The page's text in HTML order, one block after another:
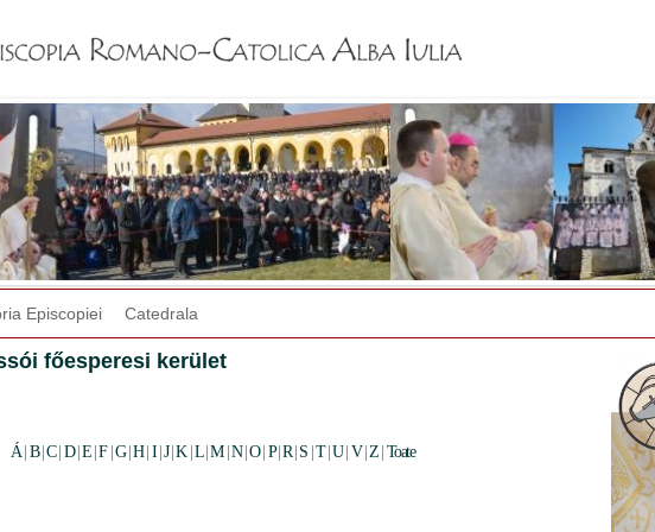
Episcopiei Catedrala
főesperesi kerület
Á B |C D E |F G |H I |J |K L |M N |O P| R S T |U V |Z Toate